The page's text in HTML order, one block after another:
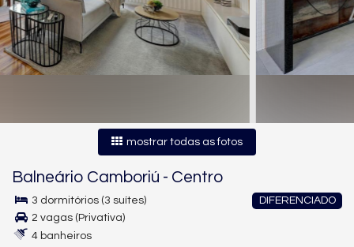
mostrar todas as fotos
Balneário Camboriú - Centro
DIFERENCIADO
3 dormitórios (3 suítes)
2 vagas (Privativa)
4 banheiros